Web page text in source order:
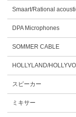
Smaart/Rational
DPA Microphones
SOMMER CABLE
HOLLYLAND/
スピーカー
ミキサー